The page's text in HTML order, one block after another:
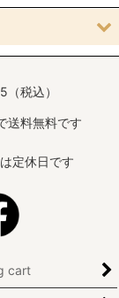
税込）
料無料です
定休日です
cart